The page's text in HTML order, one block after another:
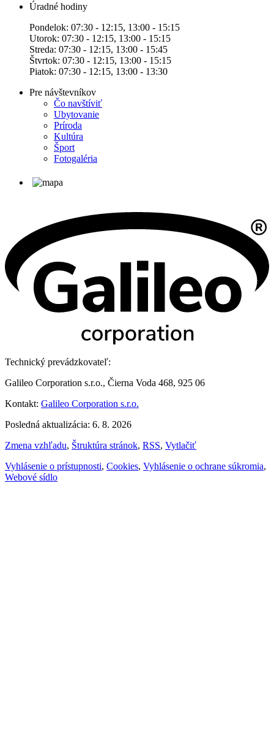
Úradné hodiny
Pondelok: 07:30 - 12:15, 13:00 - 15:15
Utorok: 07:30 - 12:15, 13:00 - 15:15
Streda: 07:30 - 12:15, 13:00 - 15:45
Štvrtok: 07:30 - 12:15, 13:00 - 15:15
Piatok: 07:30 - 12:15, 13:00 - 13:30
Pre návštevníkov
Čo navštíviť
Ubytovanie
Príroda
Kultúra
Šport
Fotogaléria
Technický prevádzkovateľ:
Galileo Corporation s.r.o., Čierna Voda 468, 925 06
Kontakt: Galileo Corporation s.r.o.
Posledná aktualizácia: 6. 8. 2026
Zmena vzhľadu, Štruktúra stránok, RSS, Vytlačiť
Vyhlásenie o prístupnosti, Cookies, Vyhlásenie o ochrane súkromia,
Webové sídlo